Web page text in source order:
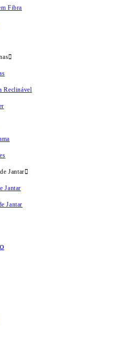
Fibra
Reclinável
Jantar
Jantar
Jantar